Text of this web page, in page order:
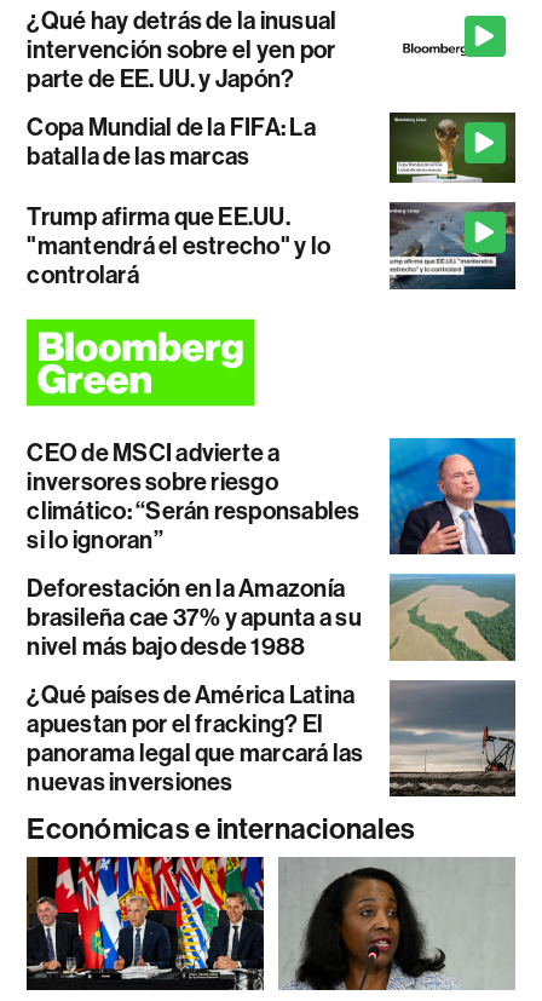
¿Qué hay detrás de la inusual
intervención sobre el yen por
parte de EE. UU. y Japón?
Copa Mundial de la FIFA: La
batalla de las marcas
Trump afirma que EE.UU.
"mantendrá el estrecho" y lo
controlará
CEO de MSCI advierte a
inversores sobre riesgo
climático: “Serán responsables
si lo ignoran”
Deforestación en la Amazonía
brasileña cae 37% y apunta a su
nivel más bajo desde 1988
¿Qué países de América Latina
apuestan por el fracking? El
panorama legal que marcará las
nuevas inversiones
Económicas e internacionales